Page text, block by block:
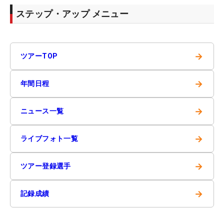
ステップ・アップ メニュー
ツアーTOP →
年間日程 →
ニュース一覧 →
ライブフォト一覧 →
ツアー登録選手 →
記録成績 →